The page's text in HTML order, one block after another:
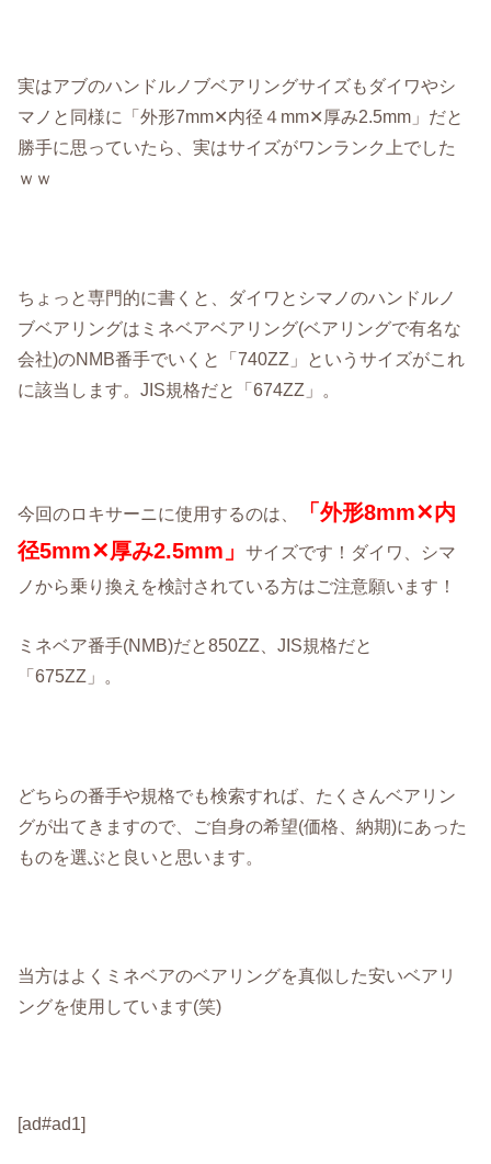
実はアブのハンドルノブベアリングサイズもダイワやシ
マノと同様に「外形7mm✕内径４mm✕厚み2.5mm」だと
勝手に思っていたら、実はサイズがワンランク上でした
ｗｗ
ちょっと専門的に書くと、ダイワとシマノのハンドルノ
ブベアリングはミネベアベアリング(ベアリングで有名な
会社)のNMB番手でいくと「740ZZ」というサイズがこれ
に該当します。JIS規格だと「674ZZ」。
今回のロキサーニに使用するのは、
「外形8mm✕内
径5mm✕厚み2.5mm」サイズです！ダイワ、シマ
ノから乗り換えを検討されている方はご注意願います！
ミネベア番手(NMB)だと850ZZ、JIS規格だと
「675ZZ」。
どちらの番手や規格でも検索すれば、たくさんベアリン
グが出てきますので、ご自身の希望(価格、納期)にあった
ものを選ぶと良いと思います。
当方はよくミネベアのベアリングを真似した安いベアリ
ングを使用しています(笑)
[ad#ad1]